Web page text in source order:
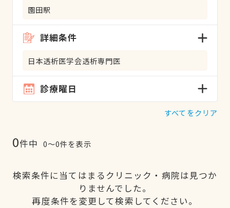
園田駅
詳細条件
日本透析医学会透析専門医
診療曜日
すべてをクリア
0件中 0〜0件を表示
検索条件に当てはまるクリニック・病院は見つか
りませんでした。
再度条件を変更して検索してください。